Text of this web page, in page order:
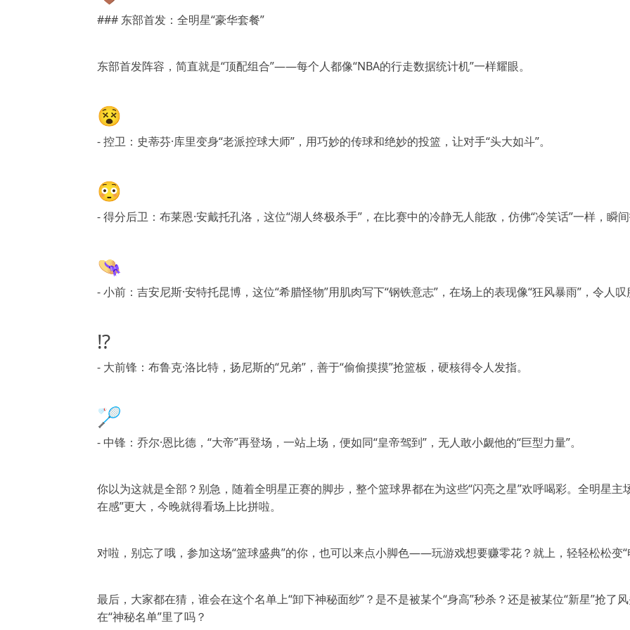
### 东部首发：全明星“豪华套餐”
东部首发阵容，简直就是“顶配组合”——每个人都像“NBA的行走数据统计机”一样耀眼。
😵
- 控卫：史蒂芬·库里变身“老派控球大师”，用巧妙的传球和绝妙的投篮，让对手“头大如斗”。
😳
- 得分后卫：布莱恩·安戴托孔洛，这位“湖人终极杀手”，在比赛中的冷静无人能敌，仿佛“冷笑话”一样，瞬间
👒
- 小前：吉安尼斯·安特托昆博，这位“希腊怪物”用肌肉写下“钢铁意志”，在场上的表现像“狂风暴雨”，令人叹
⁉️
- 大前锋：布鲁克·洛比特，扬尼斯的“兄弟”，善于“偷偷摸摸”抢篮板，硬核得令人发指。
🏸
- 中锋：乔尔·恩比德，“大帝”再登场，一站上场，便如同“皇帝驾到”，无人敢小觑他的“巨型力量”。
你以为这就是全部？别急，随着全明星正赛的脚步，整个篮球界都在为这些“闪亮之星”欢呼喝彩。全明星主
在感”更大，今晚就得看场上比拼啦。
对啦，别忘了哦，参加这场“篮球盛典”的你，也可以来点小脚色——玩游戏想要赚零花？就上，轻轻松松变“
最后，大家都在猜，谁会在这个名单上“卸下神秘面纱”？是不是被某个“身高”秒杀？还是被某位“新星”抢了
在“神秘名单”里了吗？